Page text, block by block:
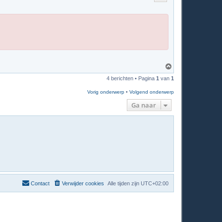
m
h
o
4 berichten • Pagina 1 van 1
Vorig onderwerp • Volgend onderwerp
Ga naar
Alle tijden zijn UTC+02:00
Verwijder cookies
Contact